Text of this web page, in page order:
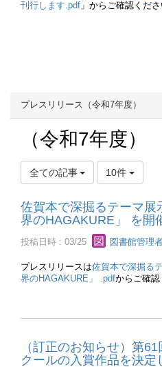
刊行します.pdf 」からご確認くださ
プレスリリース（令和7年度）
（令和7年度）
全ての記事 10件
佐賀本で深掘るテーマ展
界のHAGAKURE」 を開
投稿日時 : 03/25 図書館管理
プレスリリースは佐賀本で深掘る
界のHAGAKURE」 .pdfからご確認
（訂正のお知らせ）第
クールの入賞作品を決定